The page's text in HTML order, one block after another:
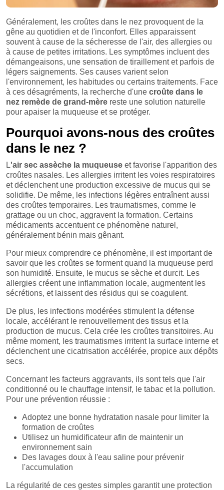
Généralement, les croûtes dans le nez provoquent de la
gêne au quotidien et de l'inconfort. Elles apparaissent
souvent à cause de la sécheresse de l'air, des allergies ou
à cause de petites irritations. Les symptômes incluent des
démangeaisons, une sensation de tiraillement et parfois de
légers saignements. Ses causes varient selon
l'environnement, les habitudes ou certains traitements. Face
à ces désagréments, la recherche d'une croûte dans le
nez remède de grand-mère reste une solution naturelle
pour apaiser la muqueuse et se protéger.
Pourquoi avons-nous des croûtes
dans le nez ?
L'air sec assèche la muqueuse et favorise l'apparition des
croûtes nasales. Les allergies irritent les voies respiratoires
et déclenchent une production excessive de mucus qui se
solidifie. De même, les infections légères entraînent aussi
des croûtes temporaires. Les traumatismes, comme le
grattage ou un choc, aggravent la formation. Certains
médicaments accentuent ce phénomène naturel,
généralement bénin mais gênant.
Pour mieux comprendre ce phénomène, il est important de
savoir que les croûtes se forment quand la muqueuse perd
son humidité. Ensuite, le mucus se sèche et durcit. Les
allergies créent une inflammation locale, augmentent les
sécrétions, et laissent des résidus qui se coagulent.
De plus, les infections modérées stimulent la défense
locale, accélérant le renouvellement des tissus et la
production de mucus. Cela crée les croûtes transitoires. Au
même moment, les traumatismes irritent la surface interne et
déclenchent une cicatrisation accélérée, propice aux dépôts
secs.
Concernant les facteurs aggravants, ils sont tels que l'air
conditionné ou le chauffage intensif, le tabac et la pollution.
Pour une prévention réussie :
Adoptez une bonne hydratation nasale pour limiter la
formation de croûtes
Utilisez un humidificateur afin de maintenir un
environnement sain
Des lavages doux à l'eau saline pour prévenir
l'accumulation
La régularité de ces gestes simples garantit une protection